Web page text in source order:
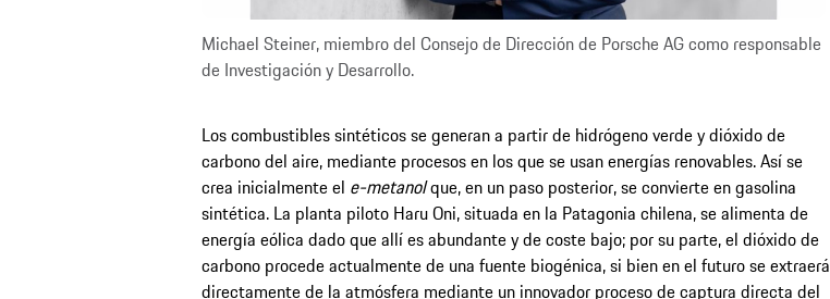
Michael Steiner, miembro del Consejo de Dirección de Porsche AG como responsable
de Investigación y Desarrollo.
Los combustibles sintéticos se generan a partir de hidrógeno verde y dióxido de
carbono del aire, mediante procesos en los que se usan energías renovables. Así se
crea inicialmente el e-metanolque, en un paso posterior, se convierte en gasolina
sintética. La planta piloto Haru Oni, situada en la Patagonia chilena, se alimenta de
energía eólica dado que allí es abundante y de coste bajo; por su parte, el dióxido de
carbono procede actualmente de una fuente biogénica, si bien en el futuro se extraerá
directamente de la atmósfera mediante un innovador proceso de captura directa del